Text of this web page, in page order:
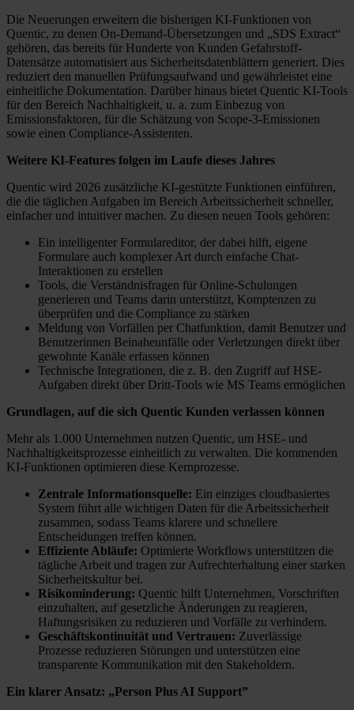
Die Neuerungen erweitern die bisherigen KI-Funktionen von
Quentic, zu denen On-Demand-Übersetzungen und „SDS Extract“
gehören, das bereits für Hunderte von Kunden Gefahrstoff-
Datensätze automatisiert aus Sicherheitsdatenblättern generiert. Dies
reduziert den manuellen Prüfungsaufwand und gewährleistet eine
einheitliche Dokumentation. Darüber hinaus bietet Quentic KI-Tools
für den Bereich Nachhaltigkeit, u. a. zum Einbezug von
Emissionsfaktoren, für die Schätzung von Scope-3-Emissionen
sowie einen Compliance-Assistenten.
Weitere KI-Features folgen im Laufe dieses Jahres
Quentic wird 2026 zusätzliche KI-gestützte Funktionen einführen,
die die täglichen Aufgaben im Bereich Arbeitssicherheit schneller,
einfacher und intuitiver machen. Zu diesen neuen Tools gehören:
Ein intelligenter Formulareditor, der dabei hilft, eigene
Formulare auch komplexer Art durch einfache Chat-
Interaktionen zu erstellen
Tools, die Verständnisfragen für Online-Schulungen
generieren und Teams darin unterstützt, Komptenzen zu
überprüfen und die Compliance zu stärken
Meldung von Vorfällen per Chatfunktion, damit Benutzer und
Benutzerinnen Beinaheunfälle oder Verletzungen direkt über
gewohnte Kanäle erfassen können
Technische Integrationen, die z. B. den Zugriff auf HSE-
Aufgaben direkt über Dritt-Tools wie MS Teams ermöglichen
Grundlagen, auf die sich Quentic Kunden verlassen können
Mehr als 1.000 Unternehmen nutzen Quentic, um HSE- und
Nachhaltigkeitsprozesse einheitlich zu verwalten. Die kommenden
KI-Funktionen optimieren diese Kernprozesse.
Zentrale Informationsquelle: Ein einziges cloudbasiertes
System führt alle wichtigen Daten für die Arbeitssicherheit
zusammen, sodass Teams klarere und schnellere
Entscheidungen treffen können.
Effiziente Abläufe: Optimierte Workflows unterstützen die
tägliche Arbeit und tragen zur Aufrechterhaltung einer starken
Sicherheitskultur bei.
Risikominderung: Quentic hilft Unternehmen, Vorschriften
einzuhalten, auf gesetzliche Änderungen zu reagieren,
Haftungsrisiken zu reduzieren und Vorfälle zu verhindern.
Geschäftskontinuität und Vertrauen: Zuverlässige
Prozesse reduzieren Störungen und unterstützen eine
transparente Kommunikation mit den Stakeholdern.
Ein klarer Ansatz: „Person Plus AI Support”